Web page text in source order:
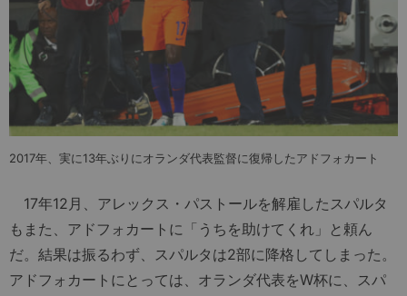
2017年、実に13年ぶりにオランダ代表監督に復帰したアドフォカート
17年12月、アレックス・パストールを解雇したスパルタ
もまた、アドフォカートに「うちを助けてくれ」と頼ん
だ。結果は振るわず、スパルタは2部に降格してしまった。
アドフォカートにとっては、オランダ代表をW杯に、スパ